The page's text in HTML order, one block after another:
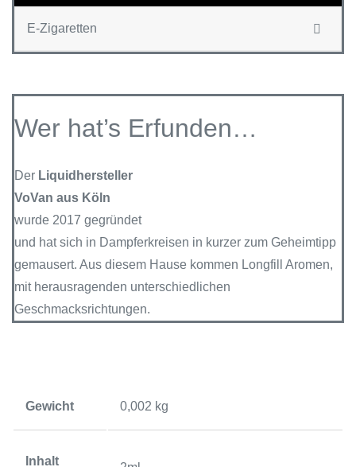
E-Zigaretten
Wer hat’s Erfunden…
Der Liquidhersteller
VoVan aus Köln
wurde 2017 gegründet
und hat sich in Dampferkreisen in kurzer zum Geheimtipp
gemausert. Aus diesem Hause kommen Longfill Aromen,
mit herausragenden unterschiedlichen
Geschmacksrichtungen.
Gewicht 0,002 kg
Inhalt